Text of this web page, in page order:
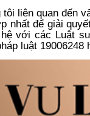
liên quan đến
nhất để giải
với các Luật
luật 19006248